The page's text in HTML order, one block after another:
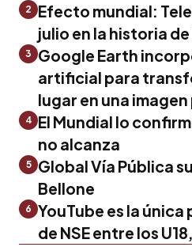
2
Efecto mundial:
julio en la historia de
3
Google Earth
artificial para
lugar en una
4 El Mundial lo
no alcanza
5
Global Vía Pública
Bellone
6 YouTube es la
de NSE entre los